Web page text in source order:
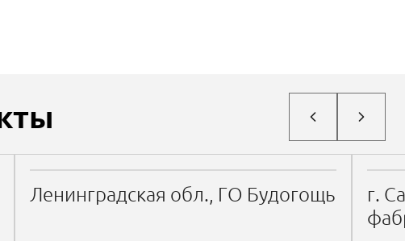
Ленинградская обл., ГО Будогощь
г.